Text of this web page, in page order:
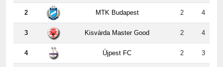
3 Kisvárda Master Good 2 4
4 Újpest FC 2 3
5 ZTE FC 2 3